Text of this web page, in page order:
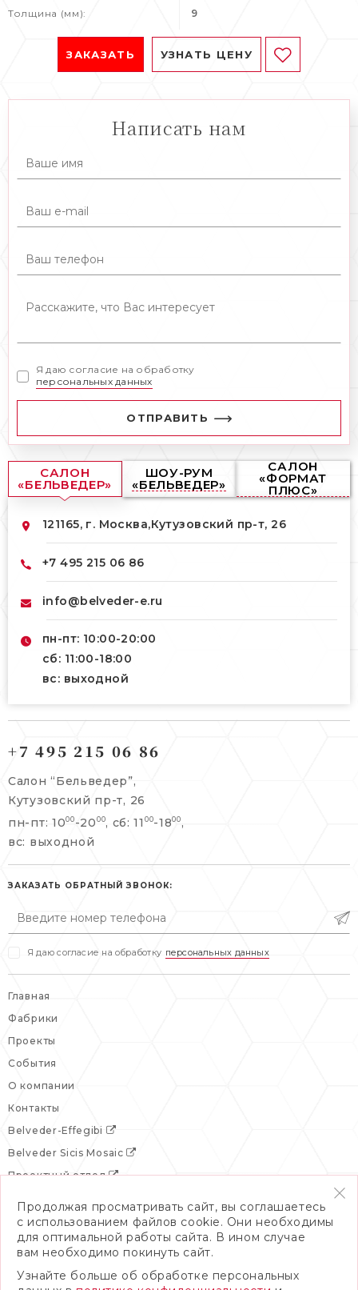
Толщина (мм): 9
ЗАКАЗАТЬ УЗНАТЬ ЦЕНУ
Написать нам
Я даю согласие на обработку
персональных данных
ОТПРАВИТЬ
САЛОН
«БЕЛЬВЕДЕР»
ШОУ-РУМ
«БЕЛЬВЕДЕР»
САЛОН
«ФОРМАТ
ПЛЮС»
121165, г. Москва,Кутузовский пр-т, 26
+7 495 215 06 86
info@belveder-e.ru
пн-пт: 10:00-20:00
сб: 11:00-18:00
вс: выходной
info@belveder-e.ru
пн-пт: 10:00-20:00
сб, вс: выходной
Берсеневский переулок, 3/10с7
+7 495 477 45 43
info@belveder-e.ru
пн-пт: 10:00-19:00
сб: выходной
+7 495 215 06 86
Салон “Бельведер”,
Кутузовский пр-т, 26
пн-пт: 1000 -20 00, сб: 11 00-1800 ,
вс: выходной
ЗАКАЗАТЬ ОБРАТНЫЙ ЗВОНОК:
Я даю согласие на обработку персональных данных
Главная
Фабрики
Проекты
События
О компании
Контакты
Belveder-Effegibi
Belveder Sicis Mosaic
Проектный отдел
Продолжая просматривать сайт, вы соглашаетесь
с использованием файлов cookie. Они необходимы
для оптимальной работы сайта. В ином случае
вам необходимо покинуть сайт.
Узнайте больше об обработке персональных